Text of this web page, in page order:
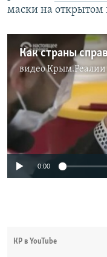
маски на открытом
видеоКрым.Реалии
No media
0:00
КР в YouTube